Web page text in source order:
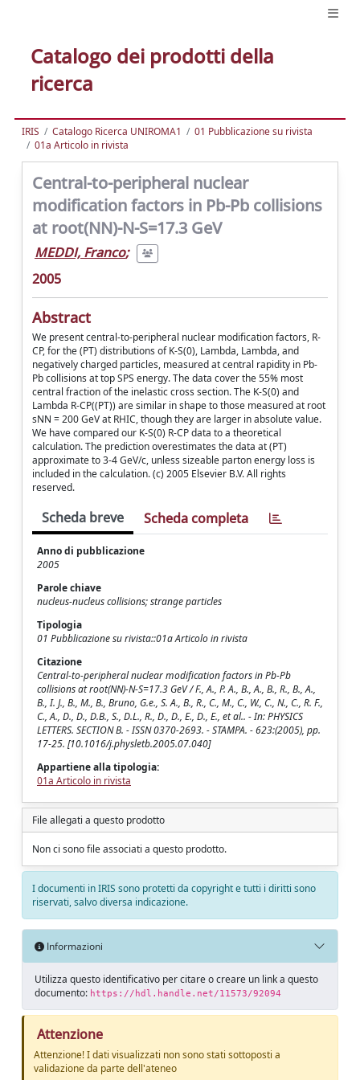
Catalogo dei prodotti della
ricerca
IRIS Catalogo Ricerca UNIROMA1
01 Pubblicazione su rivista
01a Articolo in rivista
Central-to-peripheral nuclear
modification factors in Pb-Pb collisions
at root(NN)-N-S=17.3 GeV
MEDDI, Franco;
2005
Abstract
We present central-to-peripheral nuclear modification factors, R-
CP, for the (PT) distributions of K-S(0), Lambda, Lambda, and
negatively charged particles, measured at central rapidity in Pb-
Pb collisions at top SPS energy. The data cover the 55% most
central fraction of the inelastic cross section. The K-S(0) and
Lambda R-CP((PT)) are similar in shape to those measured at root
sNN = 200 GeV at RHIC, though they are larger in absolute value.
We have compared our K-S(0) R-CP data to a theoretical
calculation. The prediction overestimates the data at (PT)
approximate to 3-4 GeV/c, unless sizeable parton energy loss is
included in the calculation. (c) 2005 Elsevier B.V. All rights
reserved.
Scheda breve Scheda completa
Anno di pubblicazione
2005
Parole chiave
nucleus-nucleus collisions; strange particles
Tipologia
01 Pubblicazione su rivista::01a Articolo in rivista
Citazione
Central-to-peripheral nuclear modification factors in Pb-Pb
collisions at root(NN)-N-S=17.3 GeV / F., A., P. A., B., A., B., R., B., A.,
B., I. J., B., M., B., Bruno, G.e., S. A., B., R., C., M., C., W., C., N., C., R. F.,
C., A., D., D., D.B., S., D.L., R., D., D., E., D., E., et al.. - In: PHYSICS
LETTERS. SECTION B. - ISSN 0370-2693. - STAMPA. - 623:(2005), pp.
17-25. [10.1016/j.physletb.2005.07.040]
Appartiene alla tipologia:
01a Articolo in rivista
File allegati a questo prodotto
Non ci sono file associati a questo prodotto.
I documenti in IRIS sono protetti da copyright e tutti i diritti sono
riservati, salvo diversa indicazione.
Informazioni
Utilizza questo identificativo per citare o creare un link a questo
documento: https://hdl.handle.net/11573/92094
Attenzione
Attenzione! I dati visualizzati non sono stati sottoposti a
validazione da parte dell'ateneo